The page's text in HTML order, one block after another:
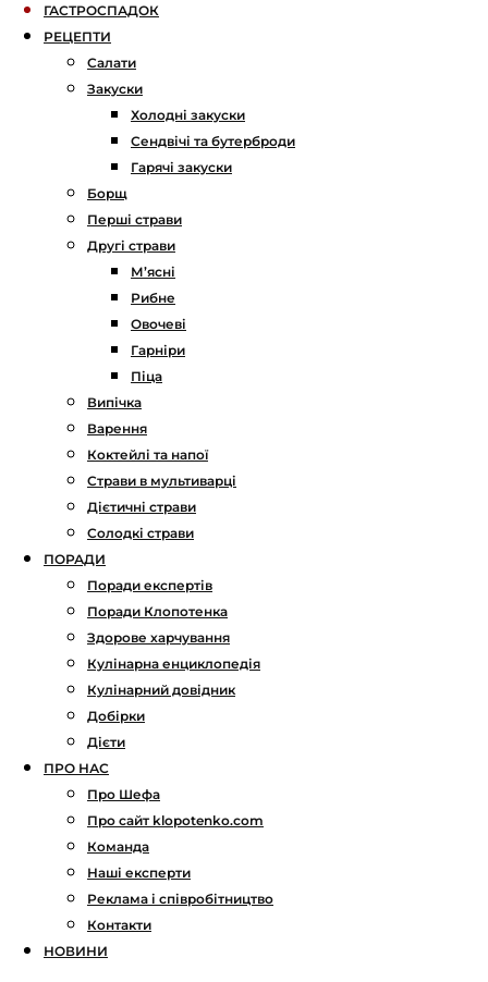
ГАСТРОСПАДОК
РЕЦЕПТИ
Салати
Закуски
Холодні закуски
Сендвічі та бутерброди
Гарячі закуски
Борщ
Перші страви
Другі страви
М’ясні
Рибне
Овочеві
Гарніри
Піца
Випічка
Варення
Коктейлі та напої
Страви в мультиварці
Дієтичні страви
Солодкі страви
ПОРАДИ
Поради експертів
Поради Клопотенка
Здорове харчування
Кулінарна енциклопедія
Кулінарний довідник
Добірки
Дієти
ПРО НАС
Про Шефа
Про сайт klopotenko.com
Команда
Наші експерти
Реклама і співробітництво
Контакти
НОВИНИ